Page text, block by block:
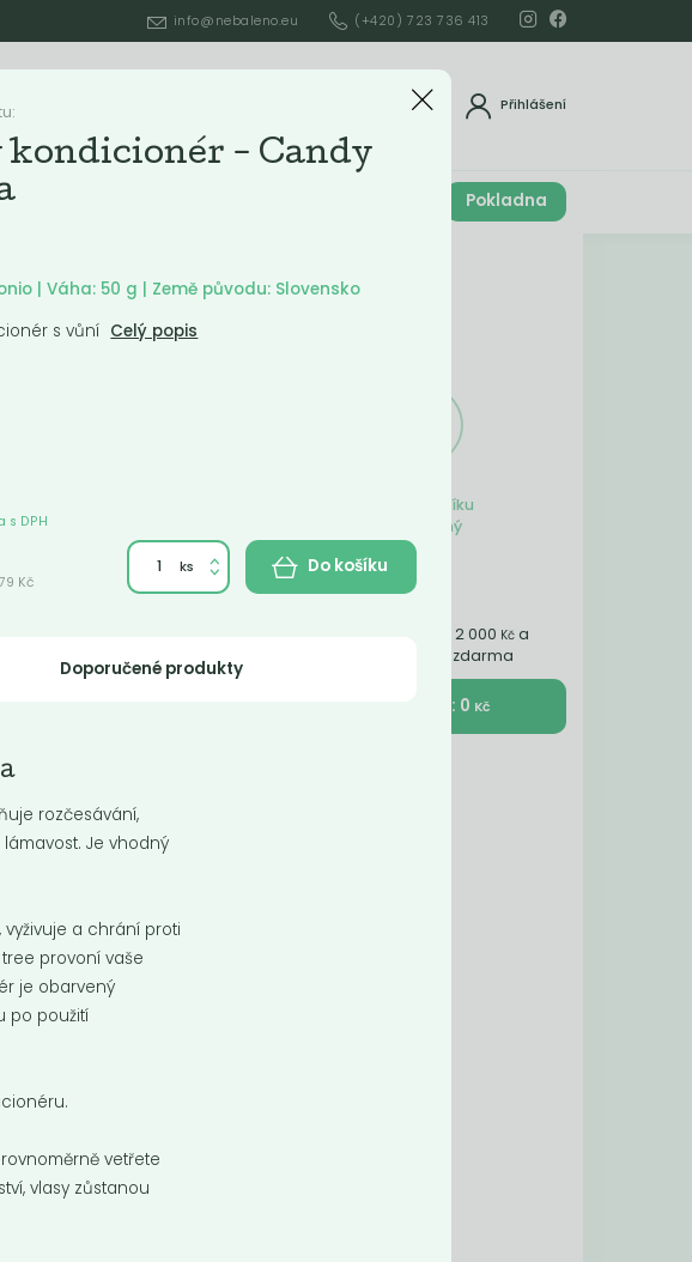
info@nebaleno.eu (+420) 723 736 413
Přihlášení
rozvozy fungují Pokladna
Obsah košíku
je prázdný
Nakupte ještě za 2 000 Kč a
získáte dopravu zdarma
K pokladně : 0 Kč
Nejnovější
-
s vůní
kondicionér - Candy
| Váha: 50 g | Země původu: Slovensko
s vůní Celý popis
s DPH
Kč
Do košíku
Doporučené produkty
rozčesávání,
Je vhodný
a chrání proti
provoní vaše
je obarvený
po použití
vetřete
vlasy zůstanou